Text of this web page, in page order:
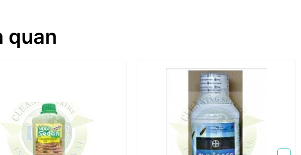
dụng ( vì miếng keo dài nên có thể dính nhiều con thằn lằn cùng lúc).
quan